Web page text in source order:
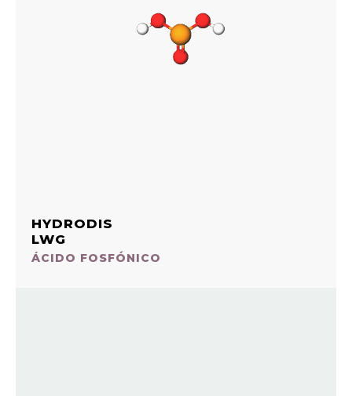
HYDRODIS
LWG
ÁCIDO FOSFÓNICO